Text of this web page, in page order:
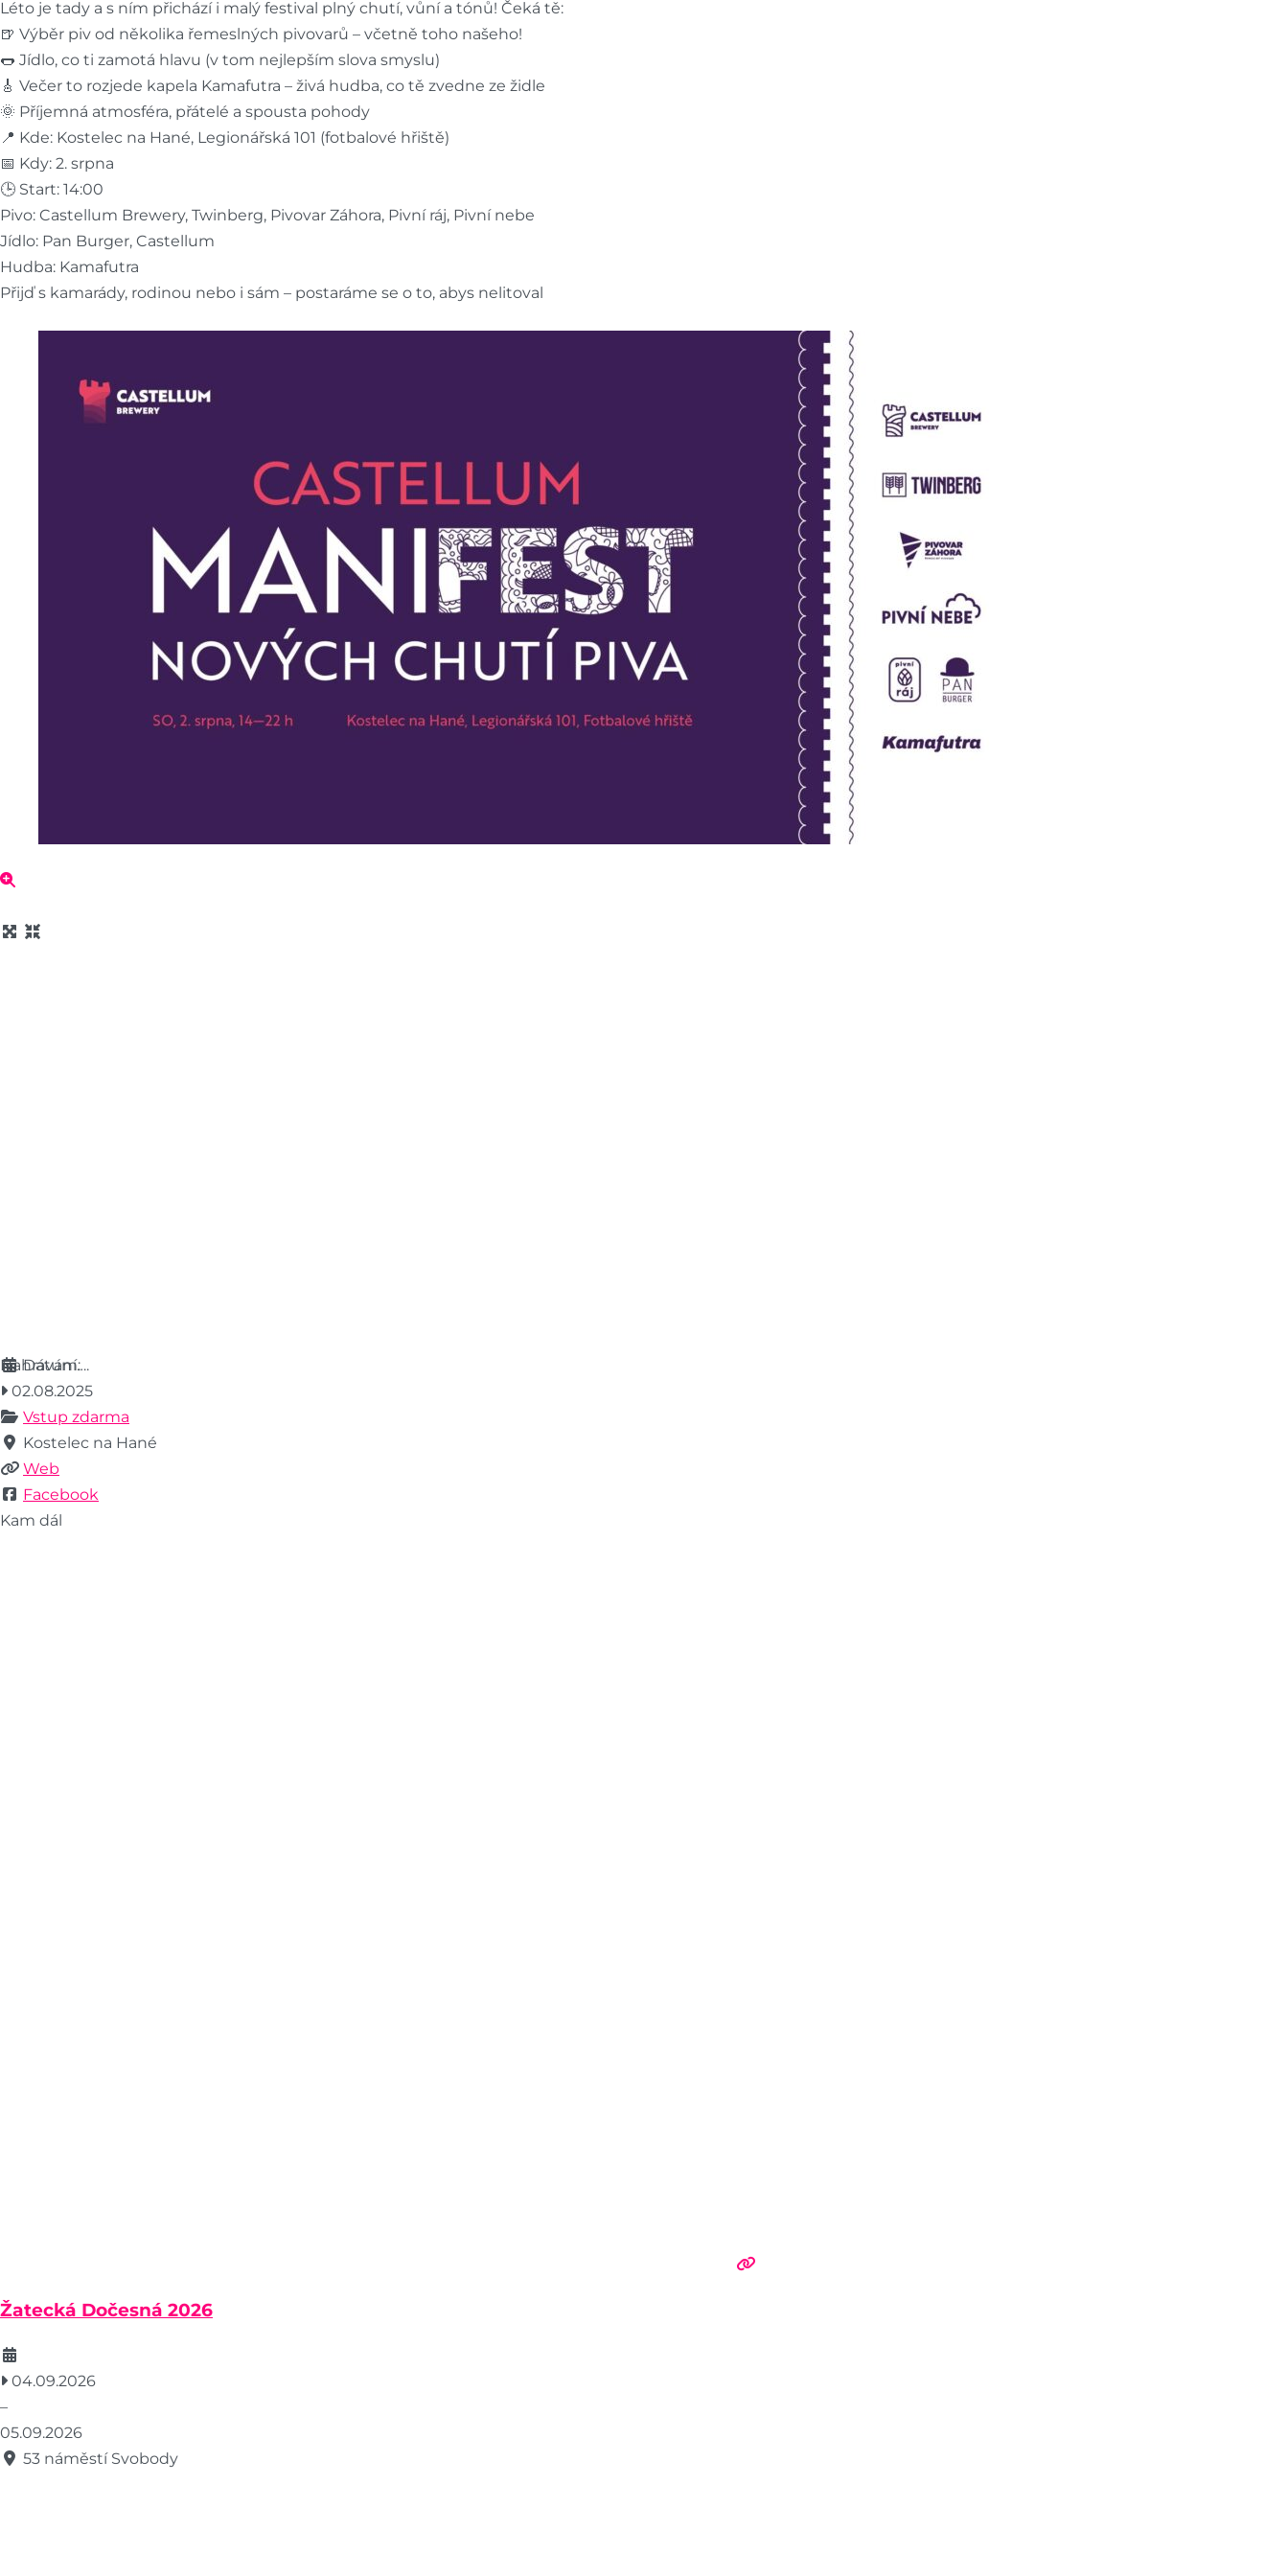
Léto je tady a s ním přichází i malý festival plný chutí, vůní a tónů! Čeká tě:
🍺 Výběr piv od několika řemeslných pivovarů – včetně toho našeho!
🌭 Jídlo, co ti zamotá hlavu (v tom nejlepším slova smyslu)
🎸 Večer to rozjede kapela Kamafutra – živá hudba, co tě zvedne ze židle
🌞 Příjemná atmosféra, přátelé a spousta pohody
📍 Kde: Kostelec na Hané, Legionářská 101 (fotbalové hřiště)
📅 Kdy: 2. srpna
🕒 Start: 14:00
Pivo: Castellum Brewery, Twinberg, Pivovar Záhora, Pivní ráj, Pivní nebe
Jídlo: Pan Burger, Castellum
Hudba: Kamafutra
Přijď s kamarády, rodinou nebo i sám – postaráme se o to, abys nelitoval
Nahrávání….
Datum:
02.08.2025
Vstup zdarma
Kostelec na Hané
Web
Facebook
Kam dál
Žatecká Dočesná 2026
04.09.2026
–
05.09.2026
53 náměstí Svobody